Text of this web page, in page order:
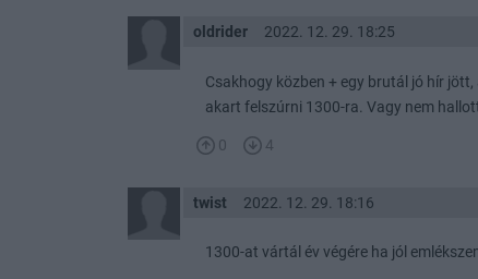
oldrider 2022. 12. 29. 18:25
Csakhogy közben + egy brutál jó hír
akart felszúrni 1300-ra. Vagy nem
0 4
twist 2022. 12. 29. 18:16
1300-at vártál év végére ha jól